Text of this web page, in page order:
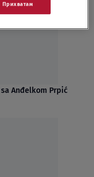
Anđelkom Prpić
Прихватам